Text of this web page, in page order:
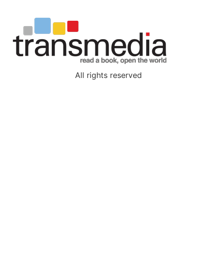
All rights reserved